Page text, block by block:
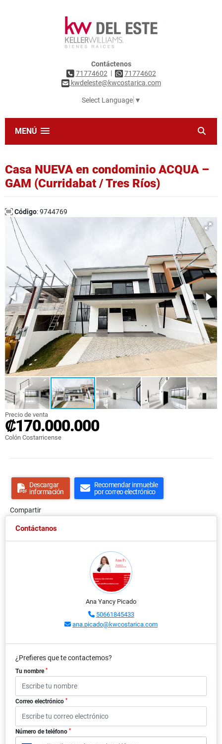
Contáctenos
71774602 |
71774602
kwdeleste@kwcostarica.com
Select Language ▼
MENÚ
Casa NUEVA en condominio ACQUA –
GAM (Curridabat / Tres Ríos)
Código: 9744769
Precio de venta
₡170.000.000
Colón Costarricense
Descargar
información
Recomendar inmueble
por correo electrónico
Compartir
Contáctanos
Ana Yancy Picado
50661845433
ana.picado@kwcostarica.com
¿Prefieres que te contactemos?
Tu nombre *
Correo electrónico *
Número de teléfono *